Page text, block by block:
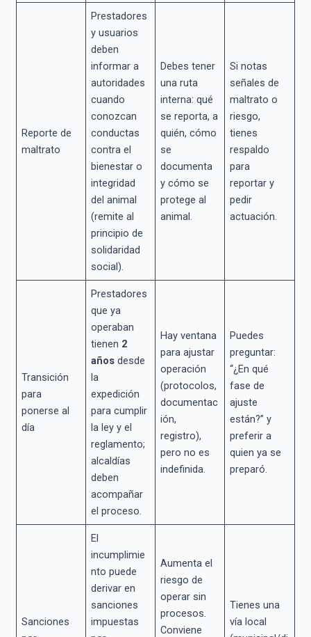
Reporte de
maltrato
Prestadores
y usuarios
deben
informar a
autoridades
cuando
conozcan
conductas
contra el
bienestar o
integridad
del animal
(remite al
principio de
solidaridad
social).
Debes tener
una ruta
interna: qué
se reporta, a
quién, cómo
se
documenta
y cómo se
protege al
animal.
Si notas
señales de
maltrato o
riesgo,
tienes
respaldo
para
reportar y
pedir
actuación.
Transición
para
ponerse al
día
Prestadores
que ya
operaban
tienen 2
años desde
la
expedición
para cumplir
la ley y el
reglamento;
alcaldías
deben
acompañar
el proceso.
Hay ventana
para ajustar
operación
(protocolos,
documentac
ión,
registro),
pero no es
indefinida.
Puedes
preguntar:
“¿En qué
fase de
ajuste
están?” y
preferir a
quien ya se
preparó.
Sanciones
El
incumplimie
nto puede
derivar en
sanciones
impuestas
Aumenta el
riesgo de
operar sin
procesos.
Conviene
Tienes una
vía local